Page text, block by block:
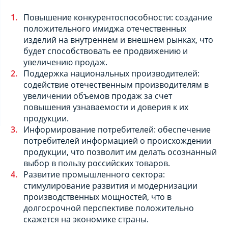
Повышение конкурентоспособности: создание
положительного имиджа отечественных
изделий на внутреннем и внешнем рынках, что
будет способствовать ее продвижению и
увеличению продаж.
Поддержка национальных производителей:
содействие отечественным производителям в
увеличении объемов продаж за счет
повышения узнаваемости и доверия к их
продукции.
Информирование потребителей: обеспечение
потребителей информацией о происхождении
продукции, что позволит им делать осознанный
выбор в пользу российских товаров.
Развитие промышленного сектора:
стимулирование развития и модернизации
производственных мощностей, что в
долгосрочной перспективе положительно
скажется на экономике страны.